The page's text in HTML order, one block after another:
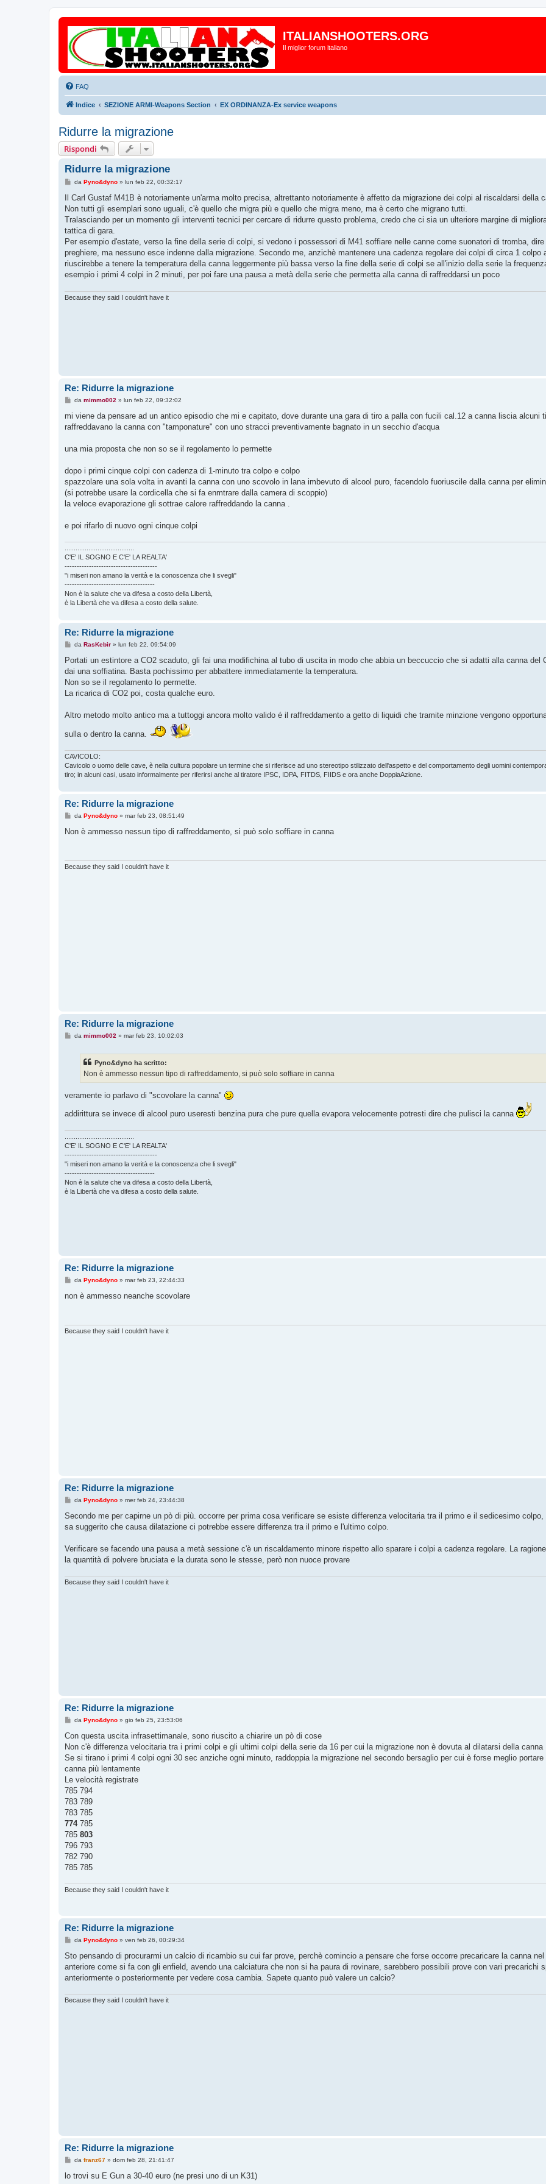
ITALIANSHOOTERS.ORG
Il miglior forum italiano
FAQ
Indice SEZIONE ARMI-Weapons Section EX ORDINANZA-Ex service weapons
Ridurre la migrazione
Rispondi
Ridurre la migrazione
M
s
a
g
i
o
da Pyno&dyno» lun feb 22, 00:32:17
Il Carl Gustaf M41B è notoriamente un'arma molto precisa, altrettanto notoriamente è affetto da migrazione dei colpi al riscaldarsi della
Non tutti gli esemplari sono uguali, c'è quello che migra più e quello che migra meno, ma è certo che migrano tutti.
Tralasciando per un momento gli interventi tecnici per cercare di ridurre questo problema, credo che ci sia un ulteriore margine di
tattica di gara.
Per esempio d'estate, verso la fine della serie di colpi, si vedono i possessori di M41 soffiare nelle canne come suonatori di tromba,
preghiere, ma nessuno esce indenne dalla migrazione. Secondo me, anzichè mantenere una cadenza regolare dei colpi di circa 1 colpo
riuscirebbe a tenere la temperatura della canna leggermente più bassa verso la fine della serie di colpi se all'inizio della serie la
esempio i primi 4 colpi in 2 minuti, per poi fare una pausa a metà della serie che permetta alla canna di raffreddarsi un poco
Because they said I couldn't have it
Re: Ridurre la migrazione
M
s
a
i
da mimmo002 » lun feb 22, 09:32:02
mi viene da pensare ad un antico episodio che mi e capitato, dove durante una gara di tiro a palla con fucili cal.12 a canna liscia alcuni
raffreddavano la canna con "tamponature" con uno stracci preventivamente bagnato in un secchio d'acqua
una mia proposta che non so se il regolamento lo permette
dopo i primi cinque colpi con cadenza di 1-minuto tra colpo e colpo
spazzolare una sola volta in avanti la canna con uno scovolo in lana imbevuto di alcool puro, facendolo fuoriuscile dalla canna per
(si potrebbe usare la cordicella che si fa enmtrare dalla camera di scoppio)
la veloce evaporazione gli sottrae calore raffreddando la canna .
e poi rifarlo di nuovo ogni cinque colpi
C'E' IL SOGNO E C'E' LA REALTA'
--------------------------------------
"i miseri non amano la verità e la conoscenza che li svegli"
-------------------------------------
Non è la salute che va difesa a costo della Libertà,
è la Libertà che va difesa a costo della salute.
Re: Ridurre la migrazione
M
s
a
g
i
da RasKebir» lun feb 22, 09:54:09
Portati un estintore a CO2 scaduto, gli fai una modifichina al tubo di uscita in modo che abbia un beccuccio che si adatti alla canna del
dai una soffiatina. Basta pochissimo per abbattere immediatamente la temperatura.
Non so se il regolamento lo permette.
La ricarica di CO2 poi, costa qualche euro.
Altro metodo molto antico ma a tuttoggi ancora molto valido é il raffreddamento a getto di liquidi che tramite minzione vengono
sulla o dentro la canna.
CAVICOLO:
Cavicolo o uomo delle cave, è nella cultura popolare un termine che si riferisce ad uno stereotipo stilizzato dell'aspetto e del comportamento degli uomini
tiro; in alcuni casi, usato informalmente per riferirsi anche al tiratore IPSC, IDPA, FITDS, FIIDS e ora anche DoppiaAzione.
Re: Ridurre la migrazione
M
s
i
da Pyno&dyno» mar feb 23, 08:51:49
Non è ammesso nessun tipo di raffreddamento, si può solo soffiare in canna
Because they said I couldn't have it
Re: Ridurre la migrazione
M
o
da mimmo002 » mar feb 23, 10:02:03
Pyno&dyno ha scritto:
Non è ammesso nessun tipo di raffreddamento, si può solo soffiare in canna
veramente io parlavo di "scovolare la canna"
addirittura se invece di alcool puro useresti benzina pura che pure quella evapora velocemente potresti dire che pulisci la canna
C'E' IL SOGNO E C'E' LA REALTA'
--------------------------------------
"i miseri non amano la verità e la conoscenza che li svegli"
-------------------------------------
Non è la salute che va difesa a costo della Libertà,
è la Libertà che va difesa a costo della salute.
Re: Ridurre la migrazione
M
s
i
da Pyno&dyno» mar feb 23, 22:44:33
non è ammesso neanche scovolare
Because they said I couldn't have it
Re: Ridurre la migrazione
M
s
a
i
o
da Pyno&dyno» mer feb 24, 23:44:38
Secondo me per capirne un pò di più. occorre per prima cosa verificare se esiste differenza velocitaria tra il primo e il sedicesimo colpo,
sa suggerito che causa dilatazione ci potrebbe essere differenza tra il primo e l'ultimo colpo.
Verificare se facendo una pausa a metà sessione c'è un riscaldamento minore rispetto allo sparare i colpi a cadenza regolare. La
la quantità di polvere bruciata e la durata sono le stesse, però non nuoce provare
Because they said I couldn't have it
Re: Ridurre la migrazione
M
s
a
g
i
o
da Pyno&dyno» gio feb 25, 23:53:06
Con questa uscita infrasettimanale, sono riuscito a chiarire un pò di cose
Non c'è differenza velocitaria tra i primi colpi e gli ultimi colpi della serie da 16 per cui la migrazione non è dovuta al dilatarsi della canna
Se si tirano i primi 4 colpi ogni 30 sec anziche ogni minuto, raddoppia la migrazione nel secondo bersaglio per cui è forse meglio
canna più lentamente
Le velocità registrate
785 794
783 789
783 785
774 785
785 803
796 793
782 790
785 785
Because they said I couldn't have it
Re: Ridurre la migrazione
M
s
a
g
o
da Pyno&dyno» ven feb 26, 00:29:34
Sto pensando di procurarmi un calcio di ricambio su cui far prove, perchè comincio a pensare che forse occorre precaricare la canna
anteriore come si fa con gli enfield, avendo una calciatura che non si ha paura di rovinare, sarebbero possibili prove con vari precarichi
anteriormente o posteriormente per vedere cosa cambia. Sapete quanto può valere un calcio?
Because they said I couldn't have it
Re: Ridurre la migrazione
M
s
da franz67» dom feb 28, 21:41:47
lo trovi su E Gun a 30-40 euro (ne presi uno di un K31)